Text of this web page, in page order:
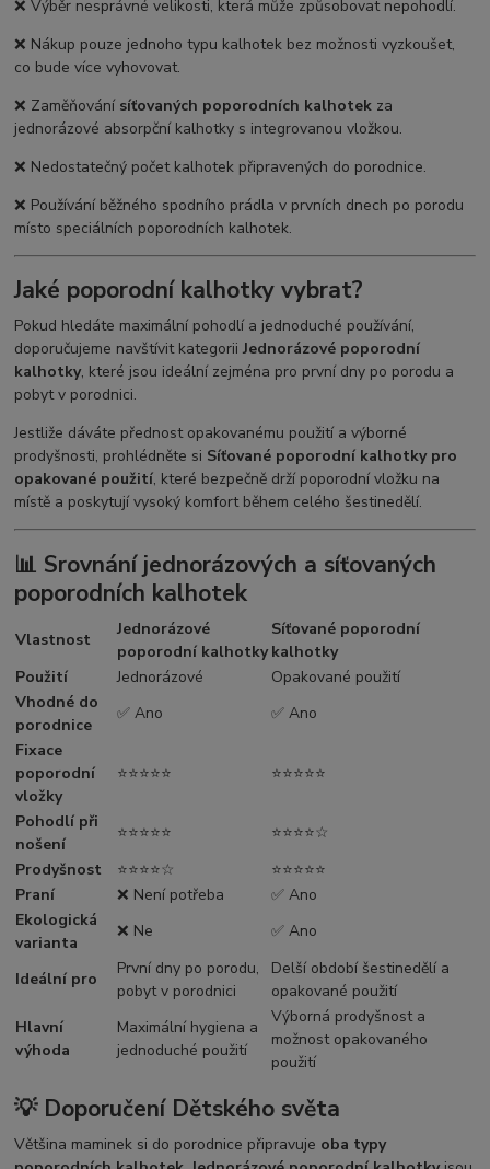
❌ Výběr nesprávné velikosti, která může způsobovat nepohodlí.
❌ Nákup pouze jednoho typu kalhotek bez možnosti vyzkoušet,
co bude více vyhovovat.
❌ Zaměňování síťovaných poporodních kalhotek za
jednorázové absorpční kalhotky s integrovanou vložkou.
❌ Nedostatečný počet kalhotek připravených do porodnice.
❌ Používání běžného spodního prádla v prvních dnech po porodu
místo speciálních poporodních kalhotek.
Jaké poporodní kalhotky vybrat?
Pokud hledáte maximální pohodlí a jednoduché používání,
doporučujeme navštívit kategoriiJednorázové poporodní
kalhotky, které jsou ideální zejména pro první dny po porodu a
pobyt v porodnici.
Jestliže dáváte přednost opakovanému použití a výborné
prodyšnosti, prohlédněte si Síťované poporodní kalhotky pro
opakované použití, které bezpečně drží poporodní vložku na
místě a poskytují vysoký komfort během celého šestinedělí.
📊 Srovnání jednorázových a síťovaných
poporodních kalhotek
Vlastnost
Jednorázové
poporodní kalhotky
Síťované poporodní
kalhotky
Použití
Jednorázové
Opakované použití
Vhodné do
porodnice
✅ Ano
✅ Ano
Fixace
poporodní
vložky
⭐⭐⭐⭐⭐ ⭐⭐⭐⭐⭐
Pohodlí při
nošení
⭐⭐⭐⭐⭐
⭐⭐⭐⭐☆
Prodyšnost
⭐⭐⭐⭐☆
⭐⭐⭐⭐⭐
Praní
❌ Není potřeba
✅ Ano
Ekologická
varianta
❌ Ne ✅ Ano
Ideální pro
První dny po porodu,
pobyt v porodnici
Delší období šestinedělí a
opakované použití
Hlavní
výhoda
Maximální hygiena a
jednoduché použití
Výborná prodyšnost a
možnost opakovaného
použití
💡 Doporučení Dětského světa
Většina maminek si do porodnice připravuje oba typy